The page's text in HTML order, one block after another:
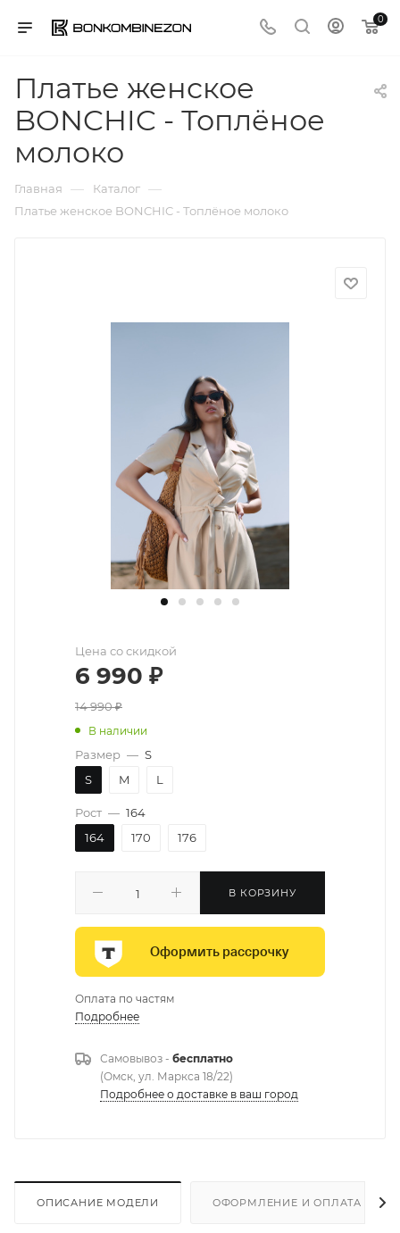
0
Платье женское
BONCHIC - Топлёное
молоко
Главная — Каталог —
Платье женское BONCHIC - Топлёное молоко
Цена со скидкой
6 990 ₽
14 990₽
В наличии
Размер — S
S
M L
Рост — 164
164
170 176
В КОРЗИНУ
Оформить рассрочку
Оплата по частям
Подробнее
Самовывоз - бесплатно
(Омск, ул. Маркса 18/22)
Подробнее о доставке в ваш город
ОПИСАНИЕ МОДЕЛИ ОФОРМЛЕНИЕ И ОПЛАТА